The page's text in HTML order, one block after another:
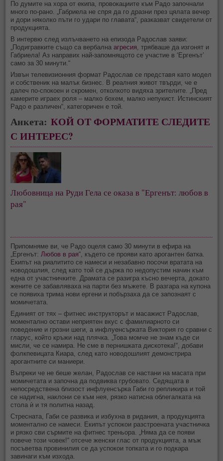
По думите на хора от екипа, провокациите към Радо започнали
много по-рано. „Габриела не спря да го дразни през цялата вечер
и дори няколко пъти го удари по главата“, разказват свидетели от
продукцията.
В интервю след излъчването на епизода Радослав заяви:
„Подигравките също са вербалнаагресия , трябваше да изгонят и
Габриела! Аз направих най-запомнящото се участие в ‘Ергенът’
само за 30 минути.“
Извън телевизионния формат Радослав се представя като модел
и собственик на малък бизнес. В реалния живот твърди, че е
далеч по-спокоен и скромен, отколкото видяха зрителите. „Пред
камерите играех роля – малко бохем, малко непукист. Истинският
Радо е различен“, категоричен е той.
Анкета:КОЙ ОТ ФОРМАТИТЕ СЛЕДИТЕ
С ИНТЕРЕС?
Любовница на Руди Гела се оказа в "Ергенът: любов в
рая"
Припомняме ви, че Радо оцеля само 30 минути в ефира на
„Ергенът:Любов в рая“, където се прояви като арогантен батка.
Екипът на риалитито се намеси и незабавно посочи вратата на
новодошлия, след като той се държа по недопустим начин към
една от участничките. Драмата се разигра късно вечерта, докато
жените се забавляваха на парти без мъжете. В разгара на купона
се появиха трима нови ергени и побързаха да се запознаят с
момичетата.
Единият от тях – фитнес инструкторът и масажист Радослав,
моментално остави неприятен вкус с фамилиарното си
поведение и грозни шеги, а инфлуенсърката Виктория го сравни с
гларус, който кръжи над плячка. „Това момче не знам къде си
мисли, че се намира. Не сме в пернишката дискотека!“, добави
фолкпeвицата Киара, след като новодошлият демонстрира
арогантните си маниери.
Въпреки че не беше желан, Радослав се настани на масата при
момичетата и започна да подвиква грубовато. Седящата в
непосредствена близост инфлуенсърка Габи го репликира и той
се надигна, наклони се към нея, рязко натисна облегалката на
стола ѝ и тя политна назад.
Стресната, Габи се развика и избухна в ридания, а продукцията
моментално се намеси. Екипът успокои разстроената участничка
и рязко сви сърмите на фитнес треньора. „Няма да се появи
повече този човек!“ отсече женски глас от продукцията, а мъж
посъветва провинилия се да успокои топката и го подкара
завинаги към изхода.